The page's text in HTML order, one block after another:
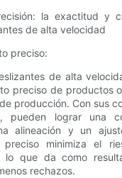
la exactitud y
de alta velocidad
preciso:
de alta
preciso de productos
producción. Con sus
pueden lograr una
alineación y un
preciso minimiza el
lo que da como
rechazos.